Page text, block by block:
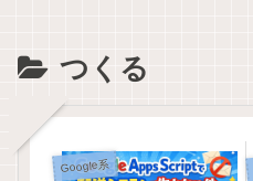
つくる
Google系